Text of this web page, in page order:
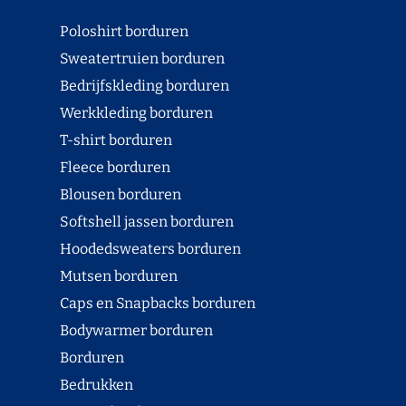
Poloshirt borduren
Sweatertruien borduren
Bedrijfskleding borduren
Werkkleding borduren
T-shirt borduren
Fleece borduren
Blousen borduren
Softshell jassen borduren
Hoodedsweaters borduren
Mutsen borduren
Caps en Snapbacks borduren
Bodywarmer borduren
Borduren
Bedrukken